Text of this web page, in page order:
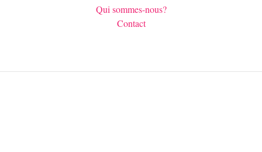
Qui sommes-nous?
Contact